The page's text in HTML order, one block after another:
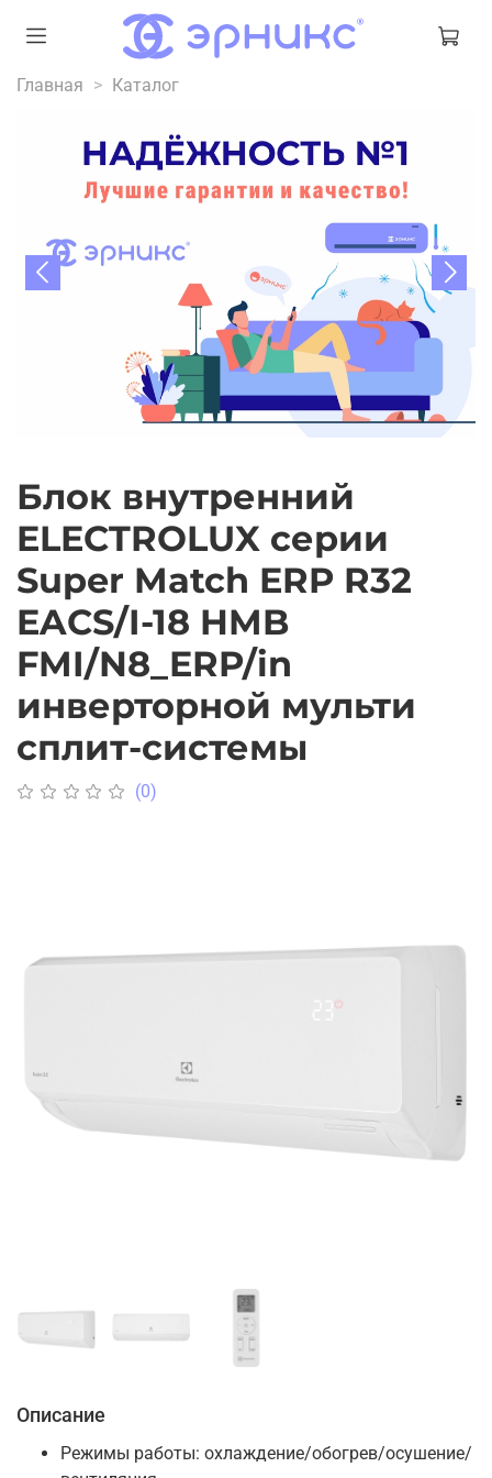
Главная Каталог
Блок внутренний
ELECTROLUX серии
Super Match ERP R32
EACS/I-18 HMB
FMI/N8_ERP/in
инверторной мульти
сплит-системы
(0)
Описание
Режимы работы: охлаждение/обогрев/осушение/